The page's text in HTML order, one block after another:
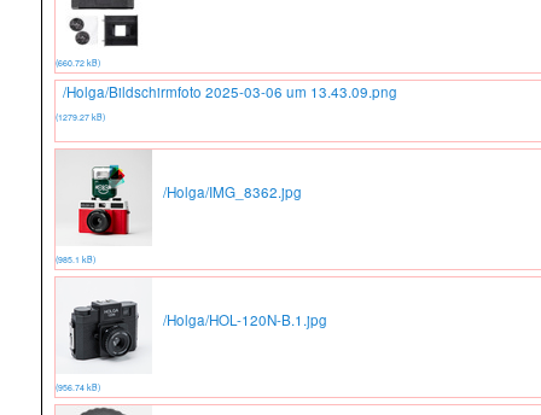
(660.72 kB)
/Holga/Bildschirmfoto 2025-03-06 um 13.43.09.png
(1279.27 kB)
/Holga/IMG_8362.jpg
(985.1 kB)
/Holga/HOL-120N-B.1.jpg
(956.74 kB)